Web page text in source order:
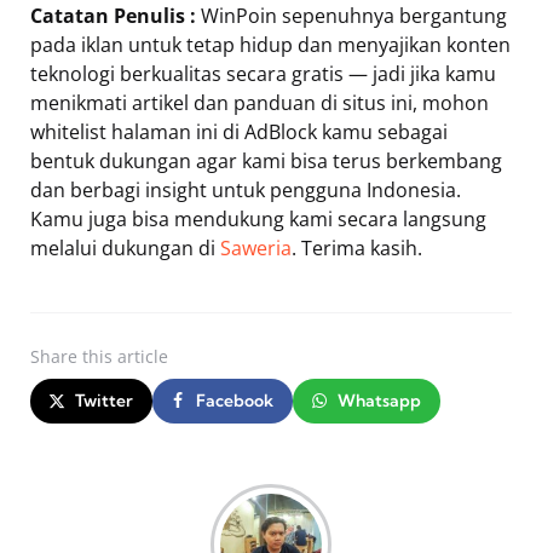
Catatan Penulis : WinPoin sepenuhnya bergantung
pada iklan untuk tetap hidup dan menyajikan konten
teknologi berkualitas secara gratis — jadi jika kamu
menikmati artikel dan panduan di situs ini, mohon
whitelist halaman ini di AdBlock kamu sebagai
bentuk dukungan agar kami bisa terus berkembang
dan berbagi insight untuk pengguna Indonesia.
Kamu juga bisa mendukung kami secara langsung
melalui dukungan di Saweria. Terima kasih.
Share this article
Twitter Facebook Whatsapp